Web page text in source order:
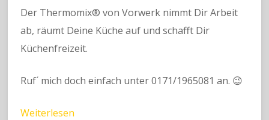
Der Thermomix® von Vorwerk nimmt Dir Arbeit
ab, räumt Deine Küche auf und schafft Dir
Küchenfreizeit.
Ruf´ mich doch einfach unter 0171/1965081 an. 😉
Weiterlesen